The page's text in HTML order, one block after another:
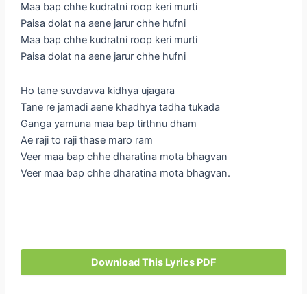
Maa bap chhe kudratni roop keri murti
Paisa dolat na aene jarur chhe hufni
Maa bap chhe kudratni roop keri murti
Paisa dolat na aene jarur chhe hufni
Ho tane suvdavva kidhya ujagara
Tane re jamadi aene khadhya tadha tukada
Ganga yamuna maa bap tirthnu dham
Ae raji to raji thase maro ram
Veer maa bap chhe dharatina mota bhagvan
Veer maa bap chhe dharatina mota bhagvan.
Download This Lyrics PDF